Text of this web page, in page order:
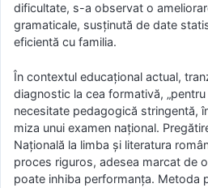
dificultate, s-a observat o
gramaticale, susținută de date
eficientă cu familia.
În contextul educațional actual,
diagnostic la cea formativă, „pentru
necesitate pedagogică stringentă,
miza unui examen național.
Națională la limba și literatura
proces riguros, adesea marcat de
poate inhiba performanța. Metoda